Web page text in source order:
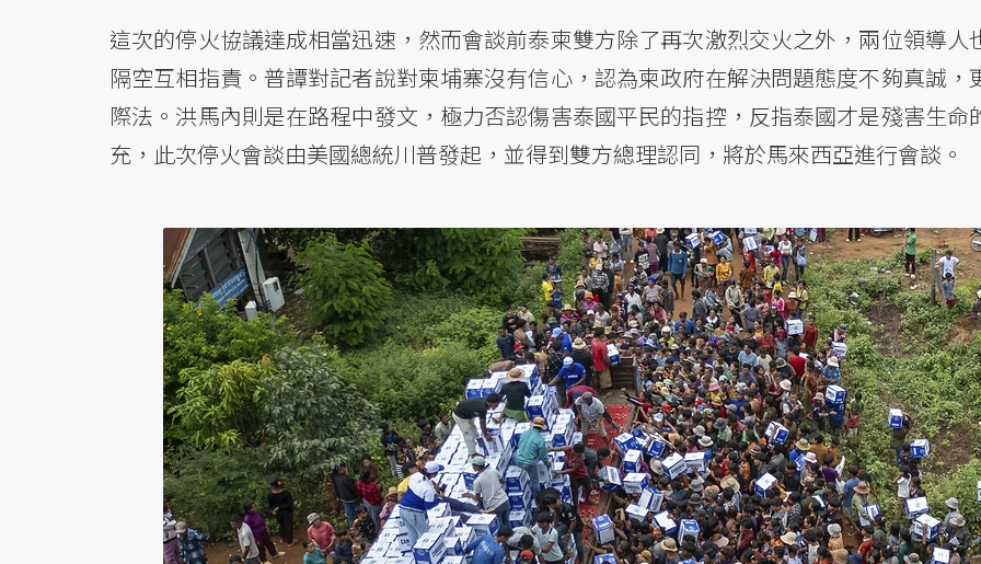
這次的停火協議達成相當迅速，然而會談前泰柬雙方除了再次激烈交火之外，兩位領導人
隔空互相指責。普譚對記者說對柬埔寨沒有信心，認為柬政府在解決問題態度不夠真誠，
際法。洪馬內則是在路程中發文，極力否認傷害泰國平民的指控，反指泰國才是殘害生命
充，此次停火會談由美國總統川普發起，並得到雙方總理認同，將於馬來西亞進行會談。